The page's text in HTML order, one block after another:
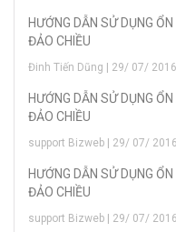
HƯỚNG DẪN SỬ DỤNG
ĐẢO CHIỀU
Đinh Tiến Dũng | 29/ 07/ 2016
HƯỚNG DẪN SỬ DỤNG
ĐẢO CHIỀU
support Bizweb | 29/ 07/ 2016
HƯỚNG DẪN SỬ DỤNG
ĐẢO CHIỀU
support Bizweb | 29/ 07/ 2016